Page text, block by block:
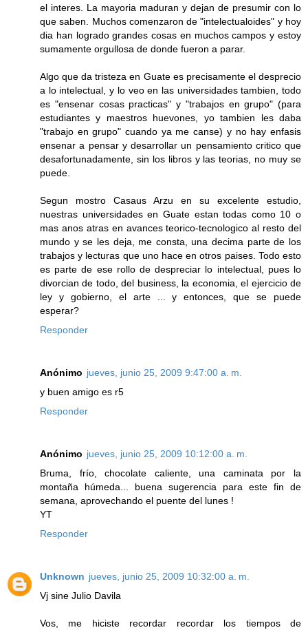
el interes. La mayoria maduran y dejan de presumir con lo
que saben. Muchos comenzaron de "intelectualoides" y hoy
dia han logrado grandes cosas en muchos campos y estoy
sumamente orgullosa de donde fueron a parar.
Algo que da tristeza en Guate es precisamente el desprecio
a lo intelectual, y lo veo en las universidades tambien, todo
es "ensenar cosas practicas" y "trabajos en grupo" (para
estudiantes y maestros huevones, yo tambien les daba
"trabajo en grupo" cuando ya me canse) y no hay enfasis
ensenar a pensar y desarrollar un pensamiento critico que
desafortunadamente, sin los libros y las teorias, no muy se
puede.
Segun mostro Casaus Arzu en su excelente estudio,
nuestras universidades en Guate estan todas como 10 o
mas anos atras en avances teorico-tecnologico al resto del
mundo y se les deja, me consta, una decima parte de los
trabajos y lecturas que uno hace en otros paises. Todo esto
es parte de ese rollo de despreciar lo intelectual, pues lo
divorcian de todo, del business, la economia, el ejercicio de
ley y gobierno, el arte ... y entonces, que se puede
esperar?
Responder
Anónimo jueves, junio 25, 2009 9:47:00 a. m.
y buen amigo es r5
Responder
Anónimo jueves, junio 25, 2009 10:12:00 a. m.
Bruma, frío, chocolate caliente, una caminata por la
montaña húmeda... buena sugerencia para este fin de
semana, aprovechando el puente del lunes !
YT
Responder
Unknown jueves, junio 25, 2009 10:32:00 a. m.
Vj sine Julio Davila
Vos, me hiciste recordar recordar los tiempos de